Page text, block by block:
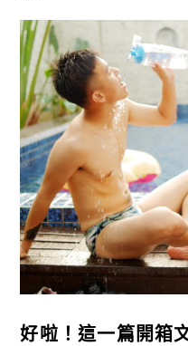
好啦！這一篇開箱